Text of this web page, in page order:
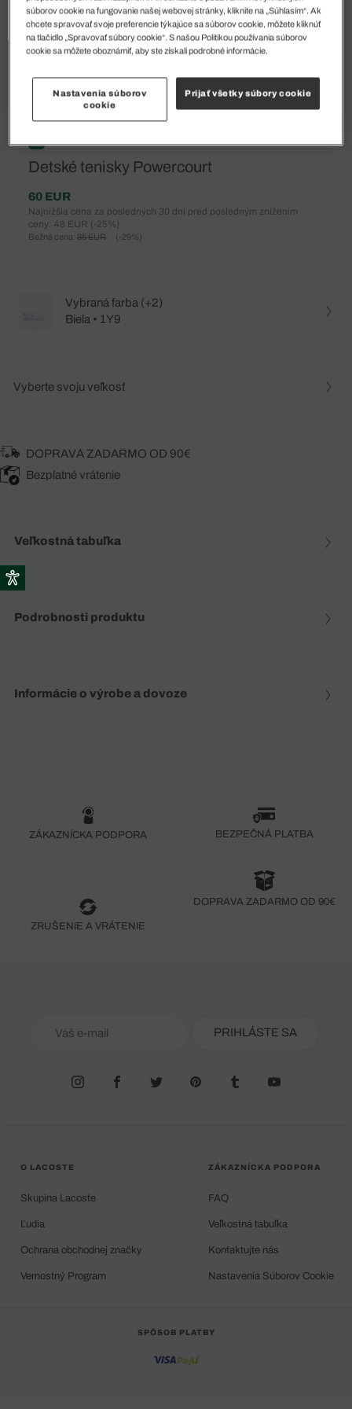
%
Detské tenisky Powercourt
60 EUR
Najnižšia cena za posledných 30 dní pred posledným znížením
ceny: 48 EUR (-25%)
Bežná cena: 85 EUR (-29%)
Vybraná farba (+2)
Biela • 1Y9
Vyberte svoju veľkosť
DOPRAVA ZADARMO OD 90€
Bezplatné vrátenie
Veľkostná tabuľka
Podrobnosti produktu
Informácie o výrobe a dovoze
ZÁKAZNÍCKA PODPORA BEZPEČNÁ PLATBA
ZRUŠENIE A VRÁTENIE
DOPRAVA ZADARMO OD 90€
PRIHLÁSTE SA
O LACOSTE
Skupina Lacoste
Ľudia
Ochrana obchodnej značky
Vernostný Program
ZÁKAZNÍCKA PODPORA
FAQ
Veľkostná tabuľka
Kontaktujte nás
Nastavenia Súborov Cookie
SPÔSOB PLATBY
súborov cookie na fungovanie našej webovej stránky, kliknite na „Súhlasím“. Ak
chcete spravovať svoje preferencie týkajúce sa súborov cookie, môžete kliknúť
na tlačidlo „Spravovať súbory cookie“. S našou Politikou používania súborov
cookie sa môžete oboznámiť, aby ste získali podrobné informácie.
Nastavenia súborov
cookie
Prijať všetky súbory cookie